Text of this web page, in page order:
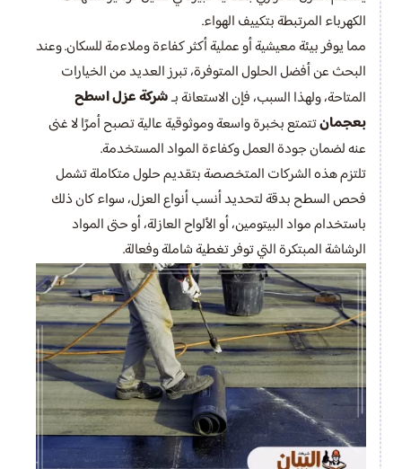
الكهرباء المرتبطة بتكييف الهواء.
مما يوفر بيئة معيشية أو عملية أكثر كفاءة وملاءمة للسكان. وعند
البحث عن أفضل الحلول المتوفرة، تبرز العديد من الخيارات
المتاحة، ولهذا السبب، فإن الاستعانة بـشركة عزل اسطح
بعجمانتتمتع بخبرة واسعة وموثوقية عالية تصبح أمرًا لا غنى
عنه لضمان جودة العمل وكفاءة المواد المستخدمة.
تلتزم هذه الشركات المتخصصة بتقديم حلول متكاملة تشمل
فحص السطح بدقة لتحديد أنسب أنواع العزل، سواء كان ذلك
باستخدام مواد البيتومين، أو الألواح العازلة، أو حتى المواد
الرشاشة المبتكرة التي توفر تغطية شاملة وفعالة.